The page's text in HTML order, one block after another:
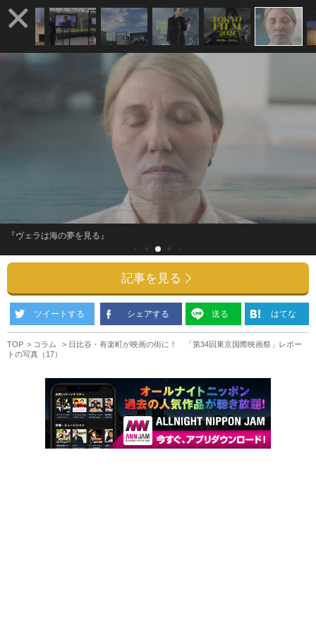
『ヴェラは海の夢を見る』
記事を見る
ツイートする シェアする 送る はてな
TOP コラム
日比谷・有楽町が映画の街に！ 「第34回東京国際映画祭」レポー
トの写真（17）